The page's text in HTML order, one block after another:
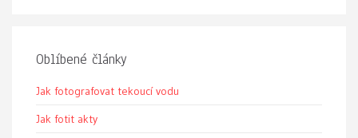
Oblíbené články
Jak fotografovat tekoucí vodu
Jak fotit akty